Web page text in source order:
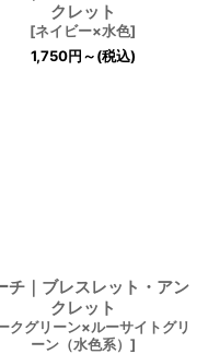
クレット
[ネイビー×水色]
1,750円～(税込)
チ｜ブレスレット・アン
クレット
クグリーン×ルーサイトグリ
ーン（水色系） ]